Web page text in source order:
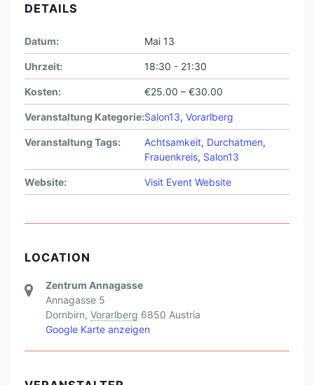
DETAILS
Datum: Mai 13
Uhrzeit: 18:30 - 21:30
Kosten: €25.00 – €30.00
Veranstaltung Kategorie:Salon13, Vorarlberg
Veranstaltung Tags: Achtsamkeit, Durchatmen,
Frauenkreis, Salon13
Website: Visit Event Website
LOCATION
Zentrum Annagasse
Annagasse 5
Dornbirn, Vorarlberg 6850 Austria
Google Karte anzeigen